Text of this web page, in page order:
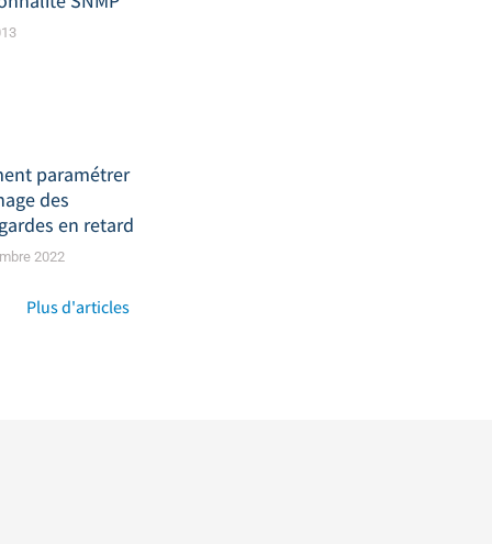
paramétrer
des
en retard
2022
Plus d'articles